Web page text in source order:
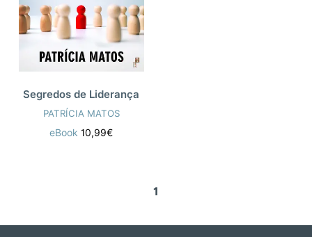
Segredos de Liderança
PATRÍCIA MATOS
eBook10,99€
1